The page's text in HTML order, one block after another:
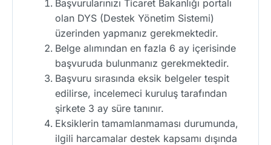
Başvurularınızı Ticaret Bakanlığı portalı
olan DYS (Destek Yönetim Sistemi)
üzerinden yapmanız gerekmektedir.
Belge alımından en fazla 6 ay içerisinde
başvuruda bulunmanız gerekmektedir.
Başvuru sırasında eksik belgeler tespit
edilirse, incelemeci kuruluş tarafından
şirkete 3 ay süre tanınır.
Eksiklerin tamamlanmaması durumunda,
ilgili harcamalar destek kapsamı dışında